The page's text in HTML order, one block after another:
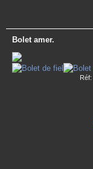
Bolet amer.